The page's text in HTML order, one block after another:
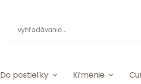
Do postieľky Kŕmenie